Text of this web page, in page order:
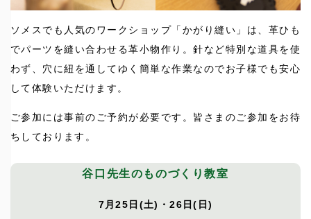
ソメスでも人気のワークショップ「かがり縫い」は、革ひも
でパーツを縫い合わせる革小物作り。針など特別な道具を使
わず、穴に紐を通してゆく簡単な作業なのでお子様でも安心
して体験いただけます。
ご参加には事前のご予約が必要です。皆さまのご参加をお待
ちしております。
谷口先生のものづくり教室
7月25日(土)・26日(日)